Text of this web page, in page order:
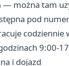
— można tam
pod
9:00-
i dojazd